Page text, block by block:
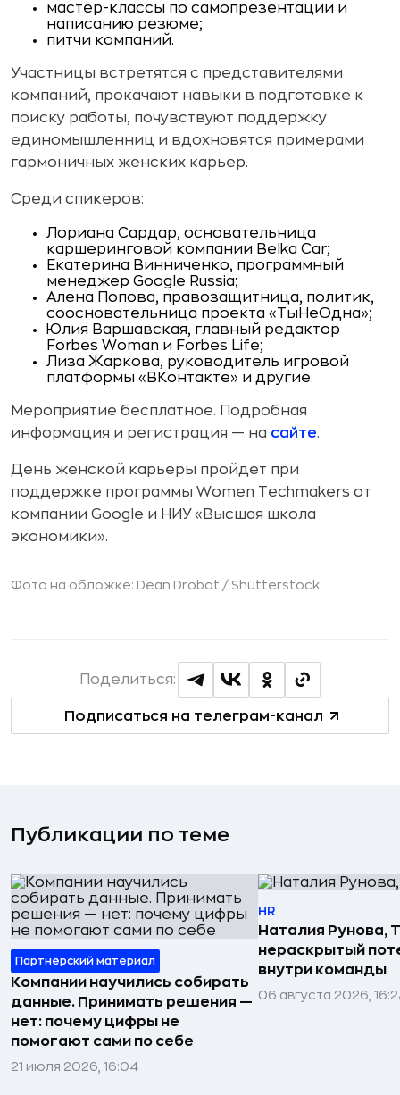
мастер-классы по самопрезентации и
написанию резюме;
питчи компаний.
Участницы встретятся с представителями
компаний, прокачают навыки в подготовке к
поиску работы, почувствуют поддержку
единомышленниц и вдохновятся примерами
гармоничных женских карьер.
Среди спикеров:
Лориана Сардар, основательница
каршеринговой компании Belka Car;
Екатерина Винниченко, программный
менеджер Google Russia;
Алена Попова, правозащитница, политик,
соосновательница проекта «ТыНеОдна»;
Юлия Варшавская, главный редактор
Forbes Woman и Forbes Life;
Лиза Жаркова, руководитель игровой
платформы «ВКонтакте» и другие.
Мероприятие бесплатное. Подробная
информация и регистрация — на сайте.
День женской карьеры пройдет при
поддержке программы Women Techmakers от
компании Google и НИУ «Высшая школа
экономики».
Фото на обложке: Dean Drobot / Shutterstock
Подписаться на телеграм-канал
Поделиться:
Публикации по теме
Партнёрский материал
Компании научились собирать
данные. Принимать решения —
нет: почему цифры не
помогают сами по себе
21 июля 2026, 16:04
HR
Наталия Рунова,
нераскрытый
внутри команды
06 августа 2026,